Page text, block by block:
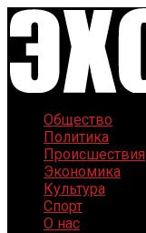
Общество
Политика
Происшествия
Экономика
Культура
Спорт
О нас